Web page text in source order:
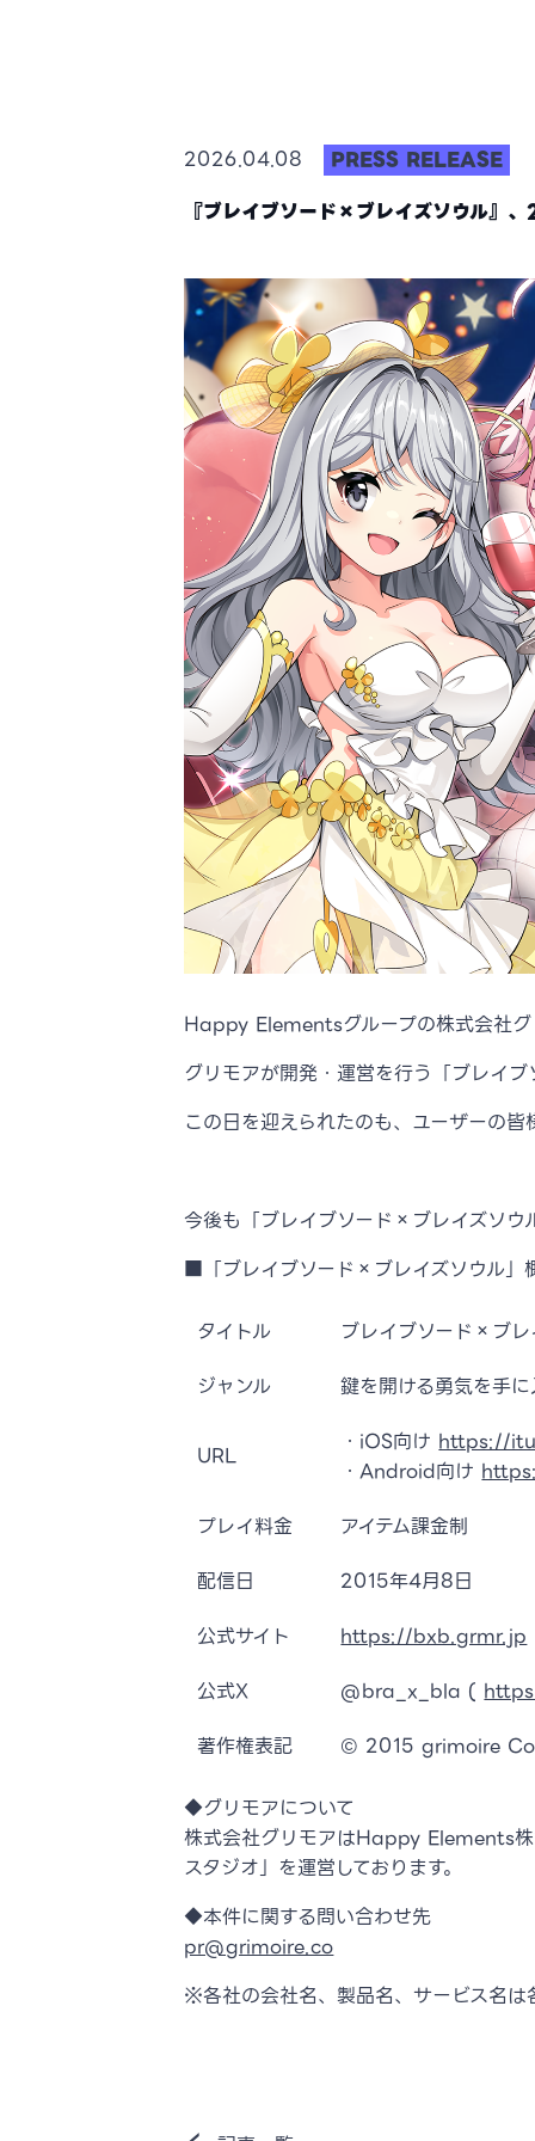
2026.04.08
PRESS RELEASE
『ブレイブソード×ブレイズソウル』
Happy Elementsグループの株式会社グ
グリモアが開発・運営を行う「ブレイ
この日を迎えられたのも、ユーザーの皆
今後も「ブレイブソード×ブレイズソウ
■「ブレイブソード×ブレイズソウル」
タイトル
ブレイブソード×ブレ
ジャンル
鍵を開ける勇気を手
URL ・iOS向けhttps://
・Android向け
プレイ料金
アイテム課金制
配信日
2015年4月8日
公式サイト
https://bxb.grmr.jp
公式X
@bra_x_bla (
著作権表記
© 2015 grimoire
◆グリモアについて
株式会社グリモアはHappy Elements株
スタジオ」を運営しております。
◆本件に関する問い合わせ先
pr@grimoire.co
※各社の会社名、製品名、サービス名は